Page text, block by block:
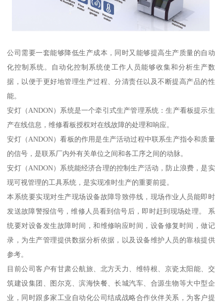
公司需要一套能够降低生产成本，同时又能够提高生产质量的自动
化控制系统。自动化控制系统使工作人员能够收集和分析生产数
据，以便于更好地管理生产过程、分清责任以及不断提高产品的性
能。
安灯（ANDON）系统是一个牵引式生产管理系统：生产看板提示生
产在线信息，维修看板授权对在线故障的处理和响应。
安灯（ANDON）看板的作用是生产活动过程中联系生产指令和质量
的信号，是联系厂内外有关单位之间和各工序之间的动脉。
安灯（ANDON）系统能经济合理的控制生产活动，防止浪费，是实
现可视管理的工具系统，是实现准时生产的重要前提。
本系统要实现对生产现场设备故障导致停线，现场作业人员能即时
发送故障警报信号，维修人员看到信号后，即时赶到现场处理。 系
统要对设备发生故障时间，和维修响应时间，设备修复时间，做记
录，为生产管理提供数据分析依据，以及设备维护人员的靠核提供
参考。
目前公司客户有甘肃公航旅、北方天力、维特根、京瓷太阳能、交
筑建设集团、图尔克、滨海快餐、长城汽车、合源生物等大中型企
业，同时跟多家工业自动化公司结成战略合作伙伴关系，为客户提